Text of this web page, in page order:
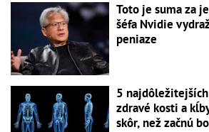
Toto je suma za
šéfa Nvidie
peniaze
5
zdravé kosti a
skôr, než začnú